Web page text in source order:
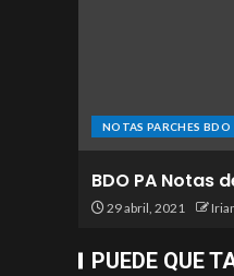
NOTAS PARCHES BDO
BDO PA Notas
29 abril, 2021
PUEDE QUE